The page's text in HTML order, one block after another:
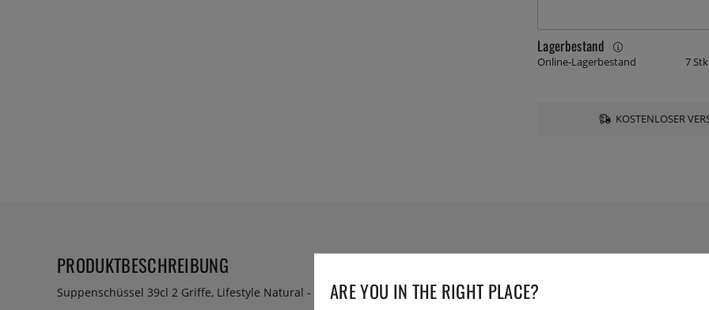
Lagerbestand
Online-Lagerbestand 7
KOSTENLOSER
PRODUKTBESCHREIBUNG
Suppenschüssel 39cl 2 Griffe, Lifestyle Natural - PatinaARE YOU IN THE RIGHT PLACE?